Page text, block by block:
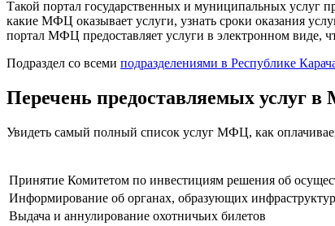
Такой портал государственных и муниципальных услуг
какие МФЦ оказывает услуги, узнать сроки оказания
портал МФЦ предоставляет услуги в электронном виде,
Подраздел со всеми подразделениями в Республике
Перечень предоставляемых услуг
Увидеть самый полный список услуг МФЦ, как
Принятие Комитетом по инвестициям решения об
Информирование об органах, образующих
Выдача и аннулирование охотничьих билетов